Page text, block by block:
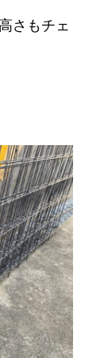
さもチェ